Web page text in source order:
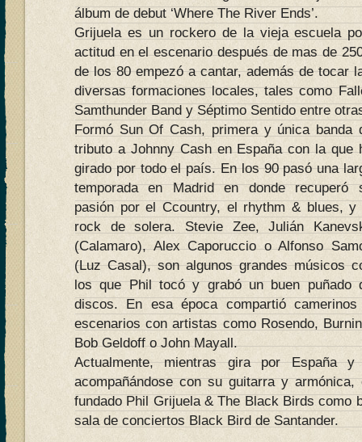
álbum de debut ‘Where The River Ends’.
Grijuela es un rockero de la vieja escuela
actitud en el escenario después de mas de
de los 80 empezó a cantar, además de tocar
diversas formaciones locales, tales como
Samthunder Band y Séptimo Sentido entre
Formó Sun Of Cash, primera y única banda
tributo a Johnny Cash en España con la que
girado por todo el país. En los 90 pasó una
temporada en Madrid en donde recuperó
pasión por el Ccountry, el rhythm & blues, y
rock de solera. Stevie Zee, Julián
(Calamaro), Alex Caporuccio o Alfonso
(Luz Casal), son algunos grandes músicos
los que Phil tocó y grabó un buen puñado
discos. En esa época compartió
escenarios con artistas como Rosendo,
Bob Geldoff o John Mayall.
Actualmente, mientras gira por España
acompañándose con su guitarra y
fundado Phil Grijuela & The Black Birds como
sala de conciertos Black Bird de Santander.